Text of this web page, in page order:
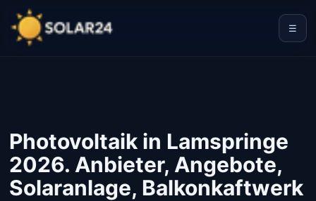
☰
Photovoltaik in Lamspringe
2026. Anbieter, Angebote,
Solaranlage, Balkonkaftwerk